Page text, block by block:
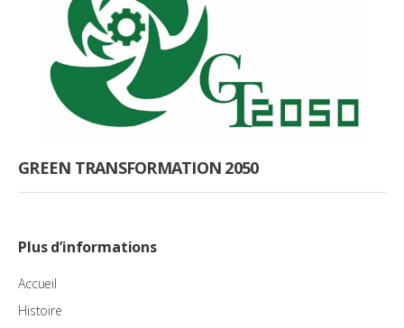
GREEN TRANSFORMATION 2050
Plus d’informations
Accueil
Histoire